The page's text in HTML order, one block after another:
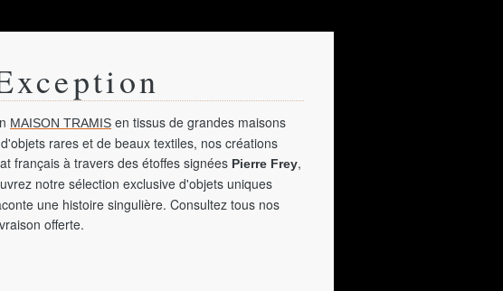
MAISON TRAMIS en tissus de grandes maisons
rares et de beaux textiles, nos créations
français à travers des étoffes signées Pierre Frey,
notre sélection exclusive d'objets uniques
une histoire singulière. Consultez tous nos
offerte.